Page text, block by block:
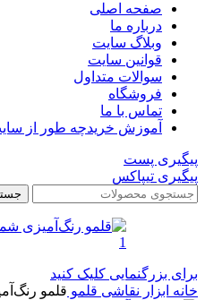
صفحه اصلی
درباره ما
وبلاگ سایت
قوانین سایت
سوالات متداول
فروشگاه
تماس با ما
آموزش خریدچه طور از
پیگیری پست
پیگیری تیپاکس
برای بزرگنمایی کلیک کنید
خانه ابزار نقاشی قلمو قلمو